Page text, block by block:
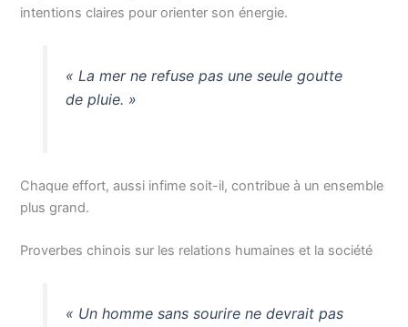
intentions claires pour orienter son énergie.
« La mer ne refuse pas une seule goutte
de pluie. »
Chaque effort, aussi infime soit-il, contribue à un ensemble
plus grand.
Proverbes chinois sur les relations humaines et la société
« Un homme sans sourire ne devrait pas